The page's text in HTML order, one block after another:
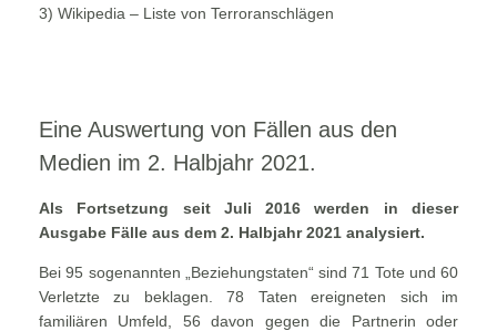
3) Wikipedia – Liste von Terroranschlägen
Eine Auswertung von Fällen aus den
Medien im 2. Halbjahr 2021.
Als Fortsetzung seit Juli 2016 werden in dieser
Ausgabe Fälle aus dem 2. Halbjahr 2021 analysiert.
Bei 95 sogenannten „Beziehungstaten“ sind 71 Tote und 60
Verletzte zu beklagen. 78 Taten ereigneten sich im
familiären Umfeld, 56 davon gegen die Partnerin oder